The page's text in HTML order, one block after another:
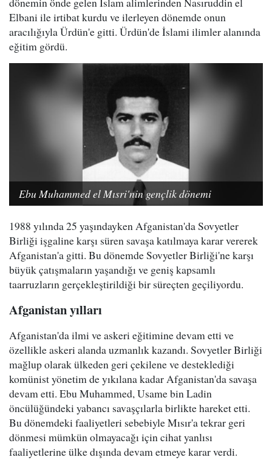
Elbani ile irtibat kurdu ve ilerleyen dönemde onun
aracılığıyla Ürdün'e gitti. Ürdün'de İslami ilimler alanında
eğitim gördü.
Ebu Muhammed el Mısri'nin gençlik dönemi
1988 yılında 25 yaşındayken Afganistan'da Sovyetler
Birliği işgaline karşı süren savaşa katılmaya karar vererek
Afganistan'a gitti. Bu dönemde Sovyetler Birliği'ne karşı
büyük çatışmaların yaşandığı ve geniş kapsamlı
taarruzların gerçekleştirildiği bir süreçten geçiliyordu.
Afganistan yılları
Afganistan'da ilmi ve askeri eğitimine devam etti ve
özellikle askeri alanda uzmanlık kazandı. Sovyetler Birliği
mağlup olarak ülkeden geri çekilene ve desteklediği
komünist yönetim de yıkılana kadar Afganistan'da savaşa
devam etti. Ebu Muhammed, Usame bin Ladin
öncülüğündeki yabancı savaşçılarla birlikte hareket etti.
Bu dönemdeki faaliyetleri sebebiyle Mısır'a tekrar geri
dönmesi mümkün olmayacağı için cihat yanlısı
faaliyetlerine ülke dışında devam etmeye karar verdi.